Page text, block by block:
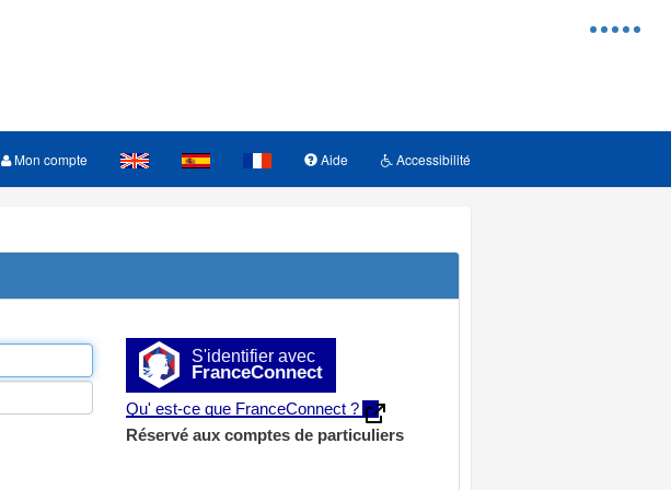
Menu
Mon compte Aide Accessibilité
S'identifier avec
FranceConnect
Qu' est-ce que FranceConnect ?
Réservé aux comptes de particuliers